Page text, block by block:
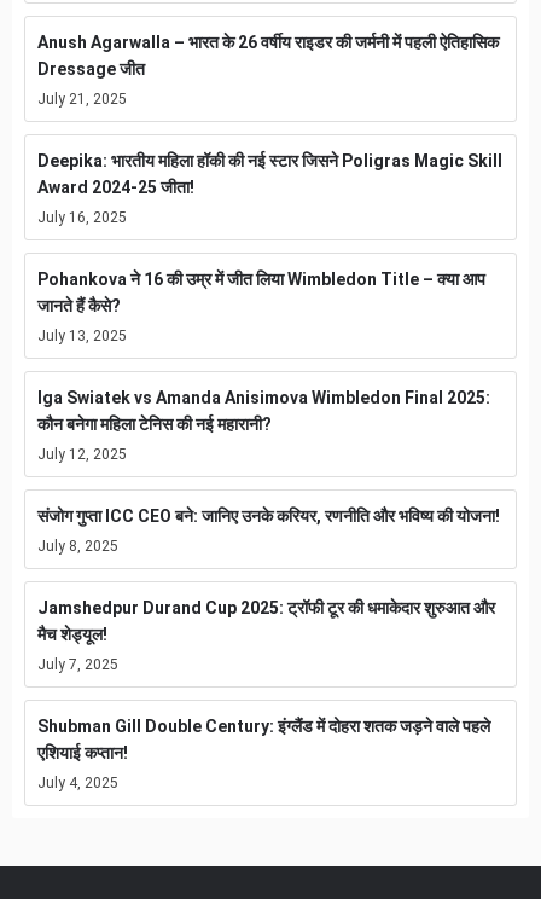
Anush Agarwalla – भारत के 26 वर्षीय राइडर की जर्मनी में पहली ऐतिहासिक
Dressage जीत
July 21, 2025
Deepika: भारतीय महिला हॉकी की नई स्टार जिसने Poligras Magic Skill
Award 2024-25 जीता!
July 16, 2025
Pohankova ने 16 की उम्र में जीत लिया Wimbledon Title – क्या आप
जानते हैं कैसे?
July 13, 2025
Iga Swiatek vs Amanda Anisimova Wimbledon Final 2025:
कौन बनेगा महिला टेनिस की नई महारानी?
July 12, 2025
संजोग गुप्ता ICC CEO बने: जानिए उनके करियर, रणनीति और भविष्य की योजना!
July 8, 2025
Jamshedpur Durand Cup 2025: ट्रॉफी टूर की धमाकेदार शुरुआत और
मैच शेड्यूल!
July 7, 2025
Shubman Gill Double Century: इंग्लैंड में दोहरा शतक जड़ने वाले पहले
एशियाई कप्तान!
July 4, 2025